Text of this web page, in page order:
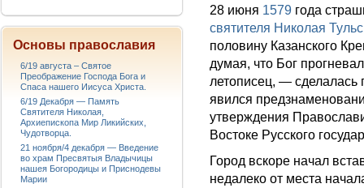
28 июня 1579 года
святителя Николая
половину Казанского
думая, что Бог
летописец, —
явился
утверждения
Востоке Русского
Город вскоре начал
недалеко от места
Основы православия
6/19 августа – Святое
Преображение Господа Бога и
Спаса нашего Иисуса Христа.
6/19 Декабря — Память
Святителя Николая,
Архиепископа Мир Ликийских,
Чудотворца.
21 ноября/4 декабря — Введение
во храм Пресвятыя Владычицы
нашея Богородицы и Приснодевы
Марии